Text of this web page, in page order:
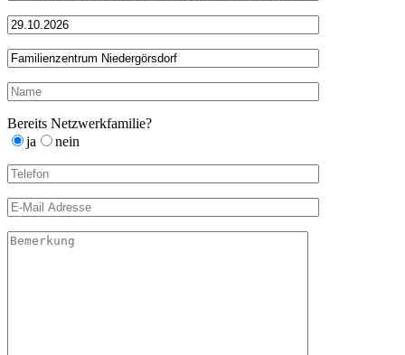
Bereits Netzwerkfamilie?
ja
nein